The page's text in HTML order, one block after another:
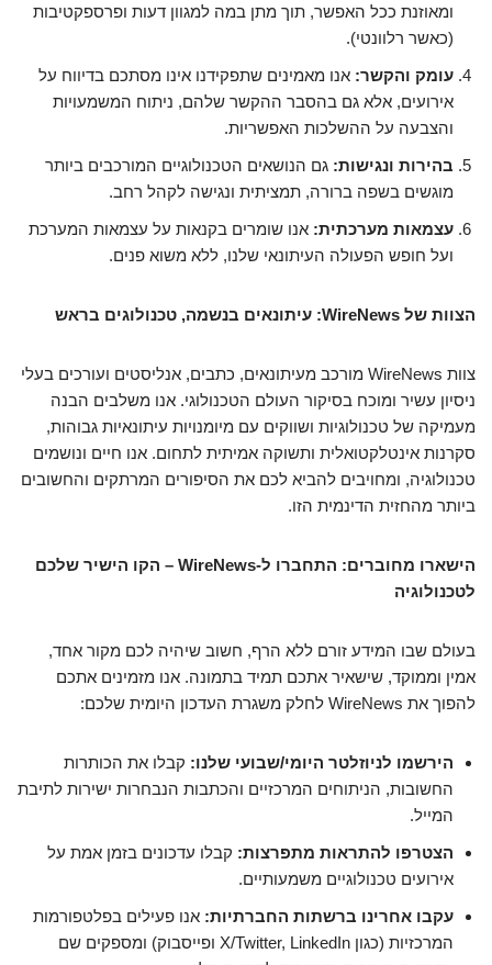
ומאוזנת ככל האפשר, תוך מתן במה למגוון דעות ופרספקטיבות
(כאשר רלוונטי).
עומק והקשר: אנו מאמינים שתפקידנו אינו מסתכם בדיווח על
אירועים, אלא גם בהסבר ההקשר שלהם, ניתוח המשמעויות
והצבעה על ההשלכות האפשריות.
בהירות ונגישות: גם הנושאים הטכנולוגיים המורכבים ביותר
מוגשים בשפה ברורה, תמציתית ונגישה לקהל רחב.
עצמאות מערכתית: אנו שומרים בקנאות על עצמאות המערכת
ועל חופש הפעולה העיתונאי שלנו, ללא משוא פנים.
הצוות של WireNews: עיתונאים בנשמה, טכנולוגים בראש
צוות WireNews מורכב מעיתונאים, כתבים, אנליסטים ועורכים בעלי
ניסיון עשיר ומוכח בסיקור העולם הטכנולוגי. אנו משלבים הבנה
מעמיקה של טכנולוגיות ושווקים עם מיומנויות עיתונאיות גבוהות,
סקרנות אינטלקטואלית ותשוקה אמיתית לתחום. אנו חיים ונושמים
טכנולוגיה, ומחויבים להביא לכם את הסיפורים המרתקים והחשובים
ביותר מהחזית הדינמית הזו.
הישארו מחוברים: התחברו ל-WireNews – הקו הישיר שלכם
לטכנולוגיה
בעולם שבו המידע זורם ללא הרף, חשוב שיהיה לכם מקור אחד,
אמין וממוקד, שישאיר אתכם תמיד בתמונה. אנו מזמינים אתכם
להפוך את WireNews לחלק משגרת העדכון היומית שלכם:
הירשמו לניוזלטר היומי/שבועי שלנו: קבלו את הכותרות
החשובות, הניתוחים המרכזיים והכתבות הנבחרות ישירות לתיבת
המייל.
הצטרפו להתראות מתפרצות: קבלו עדכונים בזמן אמת על
אירועים טכנולוגיים משמעותיים.
עקבו אחרינו ברשתות החברתיות: אנו פעילים בפלטפורמות
המרכזיות (כגון X/Twitter, LinkedIn ופייסבוק) ומספקים שם